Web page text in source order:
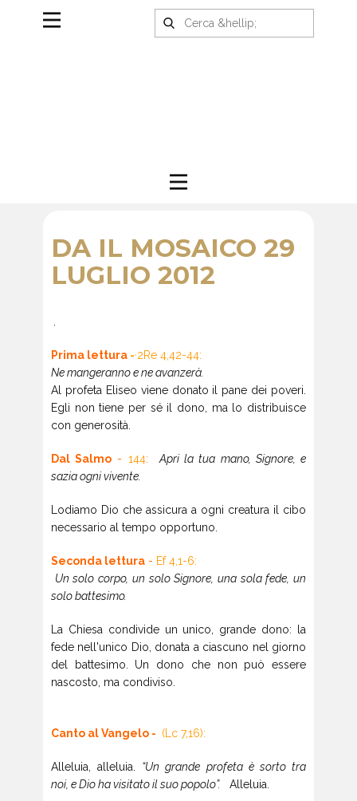
DA IL MOSAICO 29
LUGLIO 2012
Prima lettura -·2Re 4,42-44:
Ne mangeranno e ne avanzerà.
Al profeta Eliseo viene donato il pane dei poveri.
Egli non tiene per sé il dono, ma lo distribuisce
con generosità.
Dal Salmo - 144:
Apri la tua mano, Signore, e
sazia ogni vivente.
Lodiamo Dio che assicura a ogni creatura il cibo
necessario al tempo opportuno.
Seconda lettura - Ef 4,1-6:
Un solo corpo, un solo Signore, una sola fede, un
solo battesimo.
La Chiesa condivide un unico, grande dono: la
fede nell'unico Dio, donata a ciascuno nel giorno
del battesimo. Un dono che non può essere
nascosto, ma condiviso.
Canto al Vangelo - (Lc 7,16):
Alleluia, alleluia. “Un grande profeta è sorto tra
noi, e Dio ha visitato il suo popolo”.
Alleluia.